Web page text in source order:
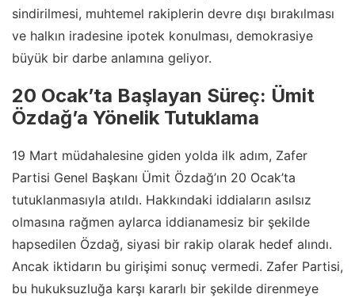
sindirilmesi, muhtemel rakiplerin devre dışı bırakılması
ve halkın iradesine ipotek konulması, demokrasiye
büyük bir darbe anlamına geliyor.
20 Ocak’ta Başlayan Süreç: Ümit
Özdağ’a Yönelik Tutuklama
19 Mart müdahalesine giden yolda ilk adım, Zafer
Partisi Genel Başkanı Ümit Özdağ’ın 20 Ocak’ta
tutuklanmasıyla atıldı. Hakkındaki iddiaların asılsız
olmasına rağmen aylarca iddianamesiz bir şekilde
hapsedilen Özdağ, siyasi bir rakip olarak hedef alındı.
Ancak iktidarın bu girişimi sonuç vermedi. Zafer Partisi,
bu hukuksuzluğa karşı kararlı bir şekilde direnmeye